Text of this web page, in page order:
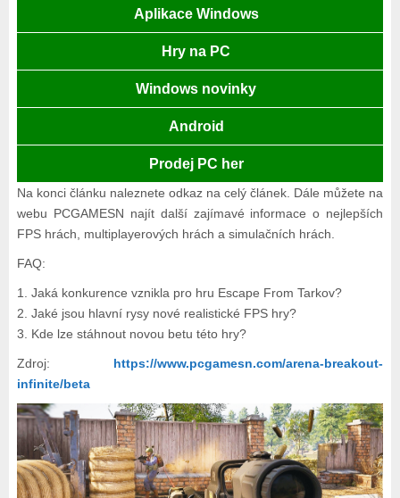
Aplikace Windows
Hry na PC
Windows novinky
Android
Prodej PC her
Na konci článku naleznete odkaz na celý článek. Dále můžete na
webu PCGAMESN najít další zajímavé informace o nejlepších
FPS hrách, multiplayerových hrách a simulačních hrách.
FAQ:
1. Jaká konkurence vznikla pro hru Escape From Tarkov?
2. Jaké jsou hlavní rysy nové realistické FPS hry?
3. Kde lze stáhnout novou betu této hry?
Zdroj: https://www.pcgamesn.com/arena-breakout-
infinite/beta